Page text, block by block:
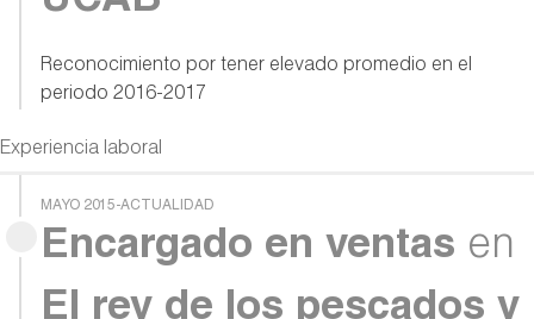
Reconocimiento por tener elevado promedio en el
periodo 2016-2017
Experiencia laboral
MAYO 2015-ACTUALIDAD
Encargado en ventas en
El rey de los pescados y